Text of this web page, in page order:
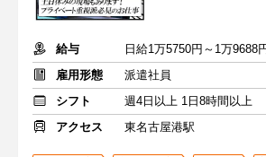
給与
日給1万5750円～1万9688
雇用形態
派遣社員
シフト
週4日以上 1日8時間以上
アクセス
東名古屋港駅